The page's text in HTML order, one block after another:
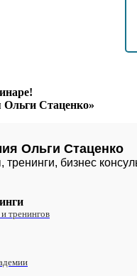
Ольги Стаценко»
Ольги Стаценко
бизнес
тренингов